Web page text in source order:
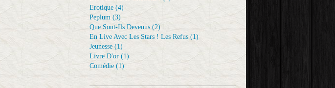
Erotique (4)
Peplum (3)
Que Sont-Ils Devenus (2)
En Live Avec Les Stars ! Les Refus (1)
Jeunesse (1)
Livre D'or (1)
Comédie (1)